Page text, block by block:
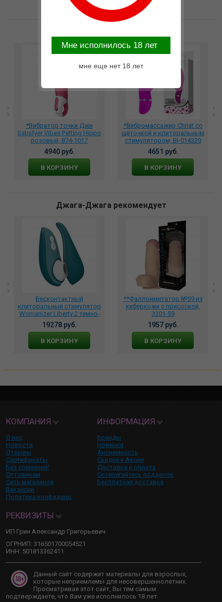
*Вибратор точки Джи
Satisfyer Vibes Petting Hippo
розовый, 874-1017
4940 руб.
В КОРЗИНУ
*Вибромассажер Christ со
щеточкой и клиторальным
стимулятором, BI-014320
4651 руб.
В КОРЗИНУ
Джага-Джага рекомендует
Бесконтактный
клиторальный стимулятор
Womanizer Liberty 2 темно-
бирюзовый, wz112sg3
19278 руб.
В КОРЗИНУ
**Фаллоимитатор №59 из
киберкожи с присоской,
3201-59
1957 руб.
В КОРЗИНУ
КОМПАНИЯ
О нас
Новости
Отзывы
Сертификаты
Без сомнений!
Оптовикам
Сеть магазинов
Вакансии
Политика конфиденц.
ИНФОРМАЦИЯ
Бренды
Новинки
Анонимность
Скидки и Акции
Доставка и оплата
Остерегайтесь подделок
Бесплатная доставка
РЕКВИЗИТЫ
ИП Грин Александр Григорьевич
ОГРНИП: 316501700054521
ИНН: 501813362411
Данный сайт содержит материалы для взрослых,
которые неприемлемы для несовершеннолетних.
Просматривая этот сайт, Вы тем самым
подтверждаете, что Вам уже исполнилось 18 лет.
Mне исполнилось 18 лет
мне еще нет 18 лет